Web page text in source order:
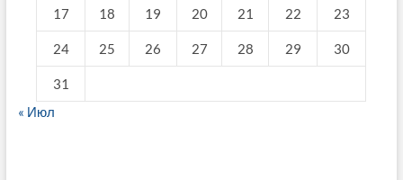
17 18 19 20 21 22 23
24 25 26 27 28 29 30
31
« Июл